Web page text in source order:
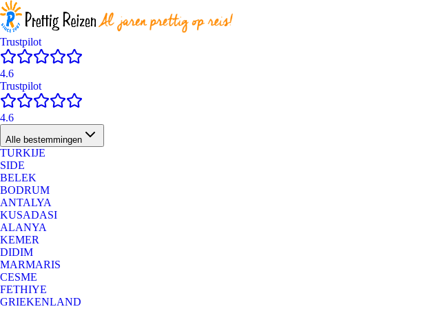
Trustpilot
4.6
Trustpilot
4.6
Alle bestemmingen
TURKIJE
SIDE
BELEK
BODRUM
ANTALYA
KUSADASI
ALANYA
KEMER
DIDIM
MARMARIS
CESME
FETHIYE
GRIEKENLAND